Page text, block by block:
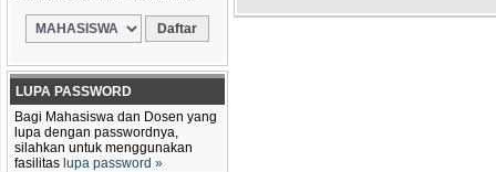
LUPA PASSWORD
Bagi Mahasiswa dan Dosen yang
lupa dengan passwordnya,
silahkan untuk menggunakan
fasilitas lupa password »